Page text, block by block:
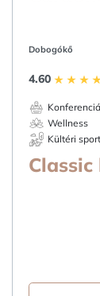
Dobogókő
4.60
Wellness
Kültéri